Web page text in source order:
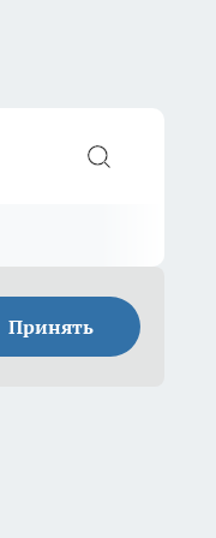
Принять